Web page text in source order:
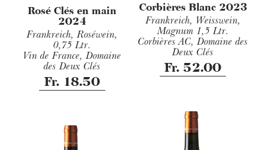
Corbières Blanc 2023
Frankreich, Weisswein,
Magnum 1,5 Ltr.
Corbières AC, Domaine des
Deux Clés
Fr. 52.00
Rosé Clés en main
2024
Frankreich, Roséwein,
0,75 Ltr.
Vin de France, Domaine
des Deux Clés
Fr. 18.50